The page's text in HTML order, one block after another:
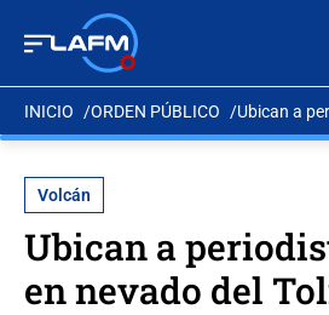
INICIO ORDEN PÚBLICO Ubican a
Volcán
Ubican a
en nevado del